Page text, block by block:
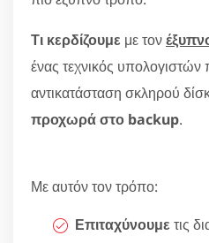
Τι κερδίζουμε με τον
ένας τεχνικός
αντικατάσταση σκληρού
προχωρά στο backup.
Με αυτόν τον τρόπο:
Επιταχύνουμε τις